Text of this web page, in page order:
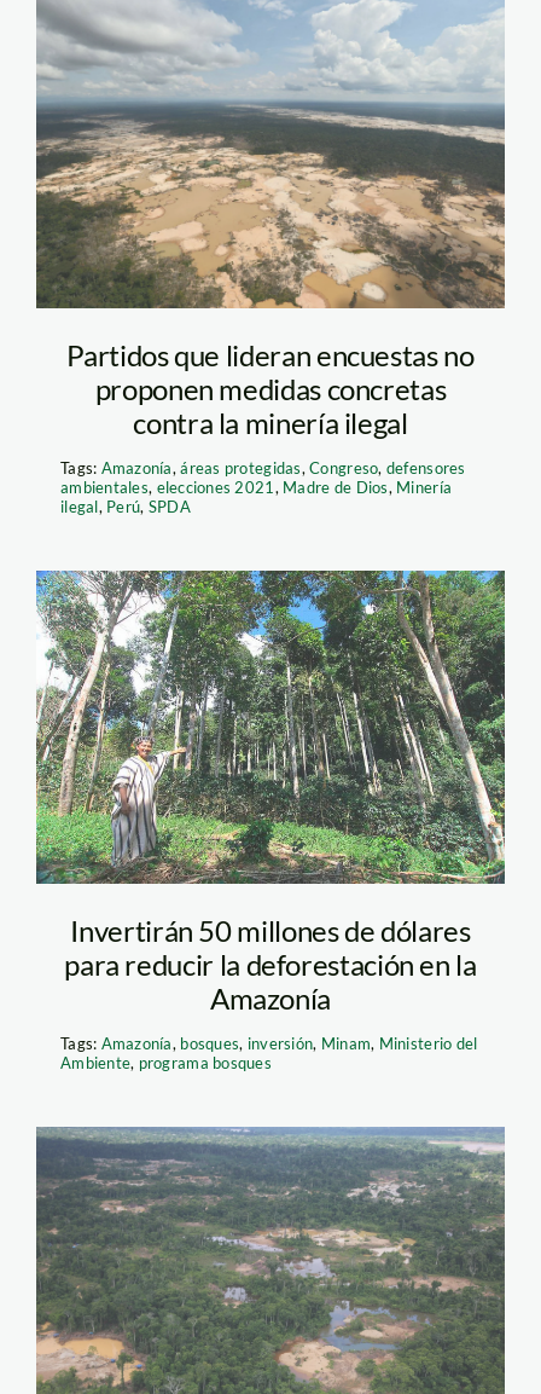
Partidos que lideran encuestas no
proponen medidas concretas
contra la minería ilegal
Tags: Amazonía,áreas protegidas,Congreso, defensores
ambientales, elecciones 2021 , Madre de Dios, Minería
ilegal, Perú, SPDA
El Peruano – Minam
Invertirán 50 millones de dólares
para reducir la deforestación en la
Amazonía
Tags: Amazonía, bosques, inversión, Minam, Ministerio del
Ambiente, programa bosques
Restauración-
Mineria-Ilegal-
MINAM